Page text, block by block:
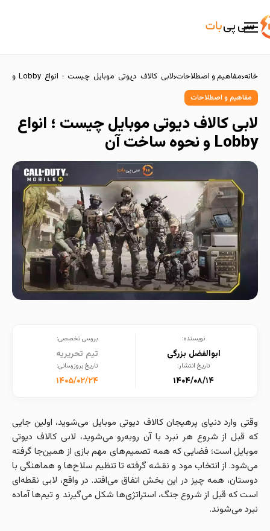
خانه مفاهیم و اصطلاحات لابی کالاف دیوتی موبایل چیست ؛ انواع Lobby و
نحوه ساخت آن
مفاهیم و اصطلاحات
لابی کالاف دیوتی موبایل چیست ؛ انواع
Lobby و نحوه ساخت آن
نویسنده:
ابوالفضل بزرگی
بررسی تخصصی:
تیم تحریریه
تاریخ انتشار:
۱۴۰۴/۰۸/۱۴
تاریخ بروزرسانی:
۱۴۰۵/۰۲/۲۴
وقتی وارد دنیای پرهیجان کالاف دیوتی موبایل می‌شوید، اولین جایی
که قبل از شروع هر نبرد با آن روبه‌رو می‌شوید، لابی کالاف دیوتی
موبایل است؛ فضایی که همه تصمیم‌های مهم بازی از همین‌جا گرفته
می‌شود. از انتخاب مود و نقشه گرفته تا تنظیم سلاح‌ها و هماهنگی با
دوستان، همه چیز در این بخش اتفاق می‌افتد. در واقع، لابی نقطه‌ای
است که قبل از شروع جنگ، استراتژی‌ها شکل می‌گیرند و تیم‌ها آماده
نبرد می‌شوند.